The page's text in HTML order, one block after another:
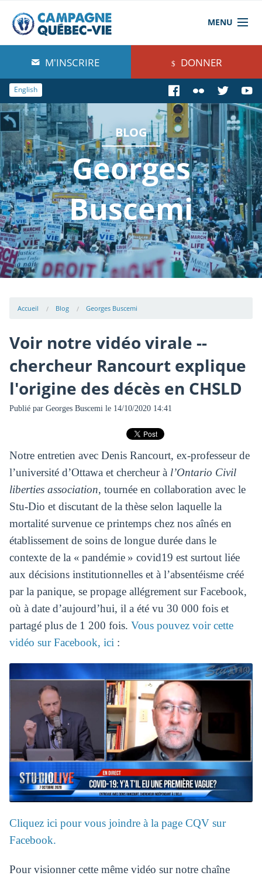
MENU
À propos de nous
Blog
Comprendre
Agir
Boutique
M'INSCRIRE DONNER
English
BLOG
Georges
Buscemi
Accueil Blog Georges Buscemi
Voir notre vidéo virale --
chercheur Rancourt explique
l'origine des décès en CHSLD
Publié par Georges Buscemile 14/10/2020 14:41
Notre entretien avec Denis Rancourt, ex-professeur de
l’université d’Ottawa et chercheur à l’Ontario Civil
liberties association, tournée en collaboration avec le
Stu-Dio et discutant de la thèse selon laquelle la
mortalité survenue ce printemps chez nos aînés en
établissement de soins de longue durée dans le
contexte de la « pandémie » covid19 est surtout liée
aux décisions institutionnelles et à l’absentéisme créé
par la panique, se propage allégrement sur Facebook,
où à date d’aujourd’hui, il a été vu 30 000 fois et
partagé plus de 1 200 fois. Vous pouvez voir cette
vidéo sur Facebook, ici :
Cliquez ici pour vous joindre à la page CQV sur
Facebook.
Pour visionner cette même vidéo sur notre chaîne